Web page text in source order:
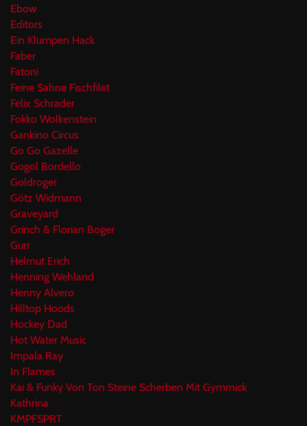
Ebow
Editors
Ein Klumpen Hack
Faber
Fatoni
Feine Sahne Fischfilet
Felix Schrader
Fokko Wolkenstein
Gankino Circus
Go Go Gazelle
Gogol Bordello
Goldroger
Götz Widmann
Graveyard
Grinch & Florian Boger
Gurr
Helmut Erich
Henning Wehland
Henny Alvero
Hilltop Hoods
Hockey Dad
Hot Water Music
Impala Ray
In Flames
Kai & Funky Von Ton Steine Scherben Mit Gymmick
Kathrina
KMPFSPRT